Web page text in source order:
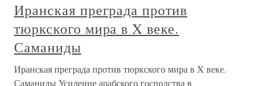
Иранская преграда против
тюркского мира в X веке.
Саманиды
Иранская преграда против тюркского мира в X веке.
Саманиды Усиление арабского господства в